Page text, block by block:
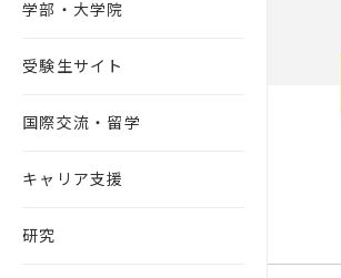
学部・大学院
受験生サイト
国際交流・留学
キャリア支援
研究